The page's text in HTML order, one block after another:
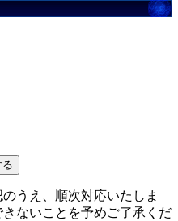
うえ、順次対応いたしま
ないことを予めご了承くだ